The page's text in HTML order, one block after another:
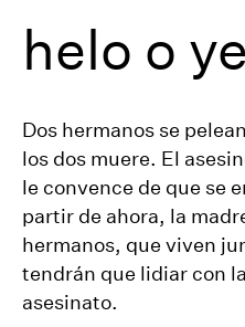
helo o
Dos hermanos se
los dos muere. El
le convence de que se
partir de ahora, la
hermanos, que viven
tendrán que lidiar con
asesinato.